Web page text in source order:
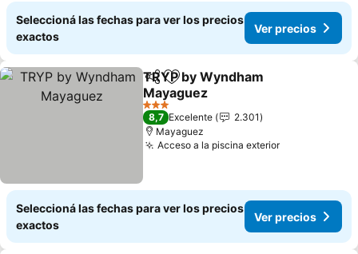
Seleccioná las fechas para ver los precios
exactos
Ver precios
CompartirAñadir a favoritos
TRYP by Wyndham
Mayaguez
3 Estrellas
8,7 Excelente
2.301
Mayaguez
Acceso a la piscina exterior
Seleccioná las fechas para ver los precios
exactos
Ver precios